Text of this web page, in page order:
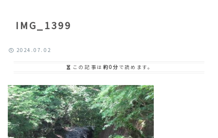
IMG_1399
2024.07.02
この記事は 約0分 で読めます。